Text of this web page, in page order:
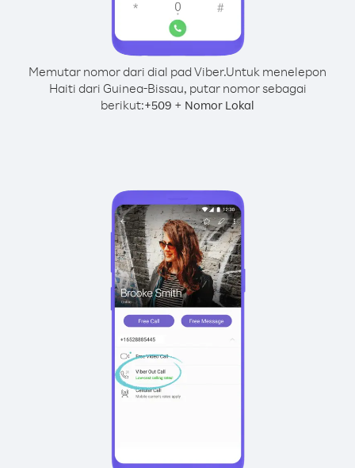
Memutar nomor dari dial pad Viber.Untuk menelepon
Haiti dari Guinea-Bissau, putar nomor sebagai
berikut:+509 + Nomor Lokal